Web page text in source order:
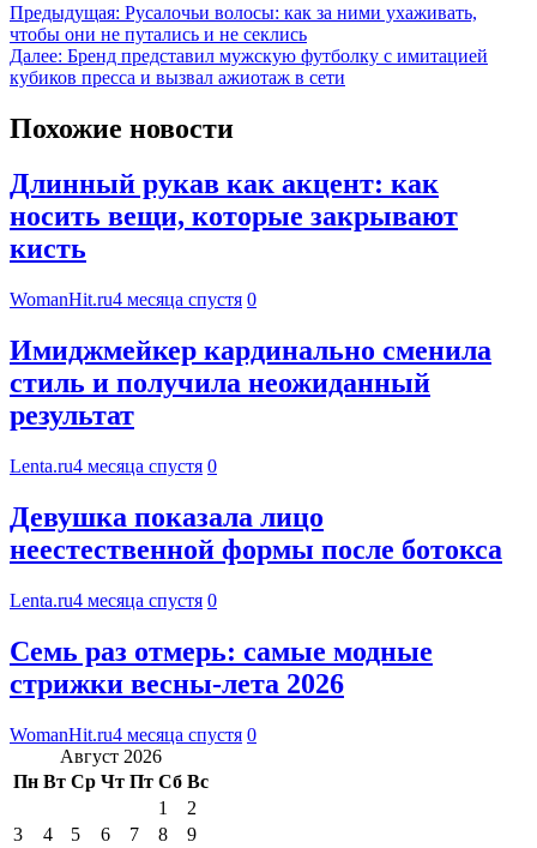
Предыдущая: Русалочьи волосы: как за ними ухаживать,
чтобы они не путались и не секлись
Далее: Бренд представил мужскую футболку с имитацией
кубиков пресса и вызвал ажиотаж в сети
Похожие новости
Длинный рукав как акцент: как
носить вещи, которые закрывают
кисть
WomanHit.ru4 месяца спустя 0
Имиджмейкер кардинально сменила
стиль и получила неожиданный
результат
Lenta.ru4 месяца спустя 0
Девушка показала лицо
неестественной формы после ботокса
Lenta.ru4 месяца спустя 0
Семь раз отмерь: самые модные
стрижки весны-лета 2026
WomanHit.ru4 месяца спустя 0
Август 2026
Пн Вт Ср Чт Пт Сб Вс
1
2
3
4 5 6 7 8
9